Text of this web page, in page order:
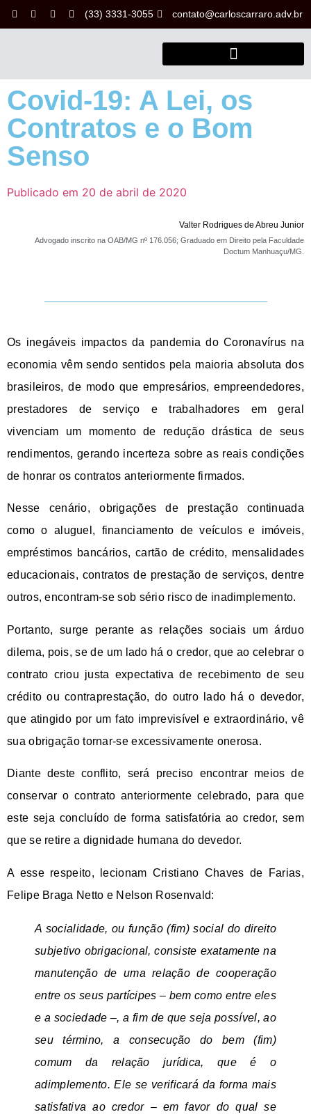
(33) 3331-3055 contato@carloscarraro.adv.br
Covid-19: A Lei, os
Contratos e o Bom
Senso
Publicado em 20 de abril de 2020
Valter Rodrigues de Abreu Junior
Advogado inscrito na OAB/MG nº 176.056; Graduado em Direito pela Faculdade
Doctum Manhuaçu/MG.
Os inegáveis impactos da pandemia do Coronavírus na
economia vêm sendo sentidos pela maioria absoluta dos
brasileiros, de modo que empresários, empreendedores,
prestadores de serviço e trabalhadores em geral
vivenciam um momento de redução drástica de seus
rendimentos, gerando incerteza sobre as reais condições
de honrar os contratos anteriormente firmados.
Nesse cenário, obrigações de prestação continuada
como o aluguel, financiamento de veículos e imóveis,
empréstimos bancários, cartão de crédito, mensalidades
educacionais, contratos de prestação de serviços, dentre
outros, encontram-se sob sério risco de inadimplemento.
Portanto, surge perante as relações sociais um árduo
dilema, pois, se de um lado há o credor, que ao celebrar o
contrato criou justa expectativa de recebimento de seu
crédito ou contraprestação, do outro lado há o devedor,
que atingido por um fato imprevisível e extraordinário, vê
sua obrigação tornar-se excessivamente onerosa.
Diante deste conflito, será preciso encontrar meios de
conservar o contrato anteriormente celebrado, para que
este seja concluído de forma satisfatória ao credor, sem
que se retire a dignidade humana do devedor.
A esse respeito, lecionam Cristiano Chaves de Farias,
Felipe Braga Netto e Nelson Rosenvald:
A socialidade, ou função (fim) social do direito
subjetivo obrigacional, consiste exatamente na
manutenção de uma relação de cooperação
entre os seus partícipes – bem como entre eles
e a sociedade –, a fim de que seja possível, ao
seu término, a consecução do bem (fim)
comum da relação jurídica, que é o
adimplemento. Ele se verificará da forma mais
satisfativa ao credor – em favor do qual se